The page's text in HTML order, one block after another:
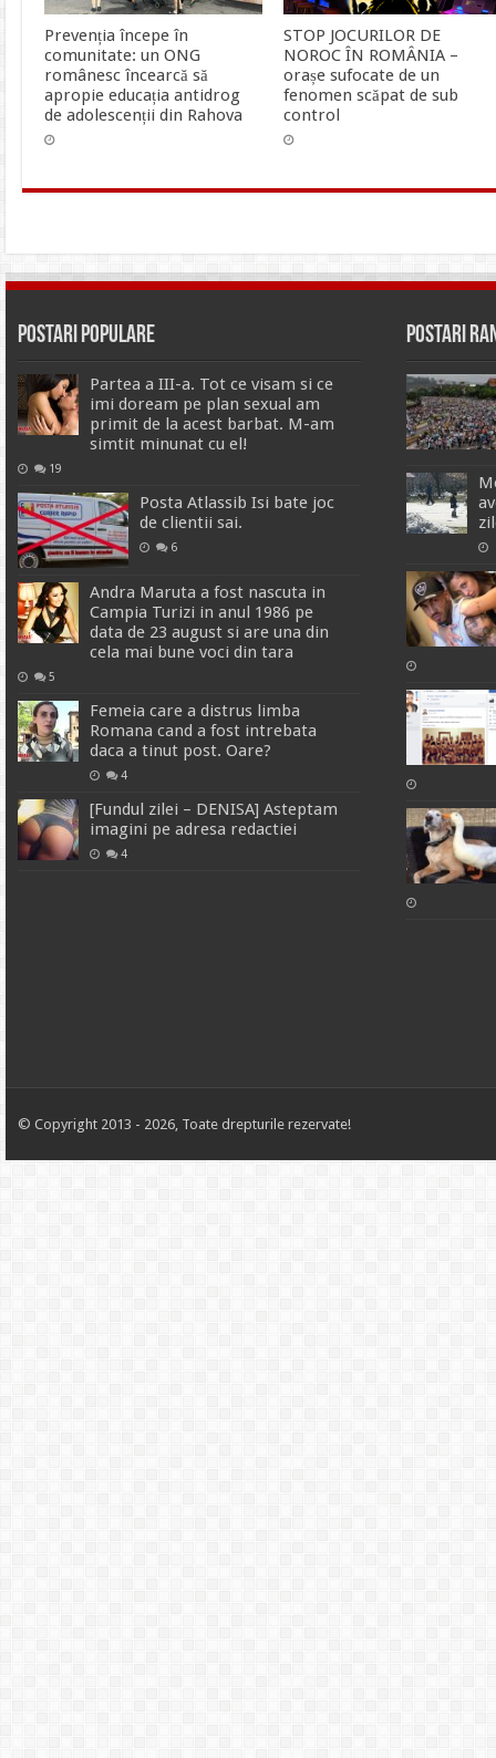
Prevenția începe în
comunitate: un ONG
românesc încearcă să
apropie educația antidrog
de adolescenții din Rahova
STOP JOCURILOR DE
NOROC ÎN ROMÂNIA –
orașe sufocate de un
fenomen scăpat de sub
control
Postari Populare
Partea a III-a. Tot ce visam si ce
imi doream pe plan sexual am
primit de la acest barbat. M-am
simtit minunat cu el!
19
Posta Atlassib Isi bate joc
de clientii sai.
6
Andra Maruta a fost nascuta in
Campia Turizi in anul 1986 pe
data de 23 august si are una din
cela mai bune voci din tara
5
Femeia care a distrus limba
Romana cand a fost intrebata
daca a tinut post. Oare?
4
[Fundul zilei – DENISA] Asteptam
imagini pe adresa redactiei
4
Postari
© Copyright 2013 - 2026, Toate drepturile rezervate!